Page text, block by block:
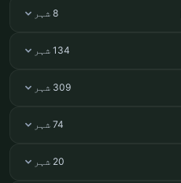
8 شہر
134 شہر
309 شہر
74 شہر
20 شہر